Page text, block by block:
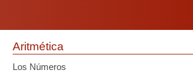
Aritmética
Los Números